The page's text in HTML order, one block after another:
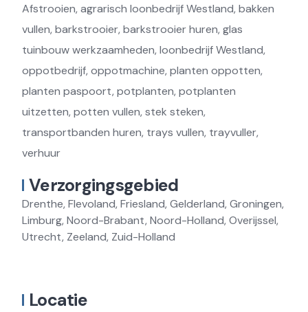
Afstrooien, agrarisch loonbedrijf Westland, bakken
vullen, barkstrooier, barkstrooier huren, glas
tuinbouw werkzaamheden, loonbedrijf Westland,
oppotbedrijf, oppotmachine, planten oppotten,
planten paspoort, potplanten, potplanten
uitzetten, potten vullen, stek steken,
transportbanden huren, trays vullen, trayvuller,
verhuur
Verzorgingsgebied
Drenthe, Flevoland, Friesland, Gelderland, Groningen,
Limburg, Noord-Brabant, Noord-Holland, Overijssel,
Utrecht, Zeeland, Zuid-Holland
Locatie